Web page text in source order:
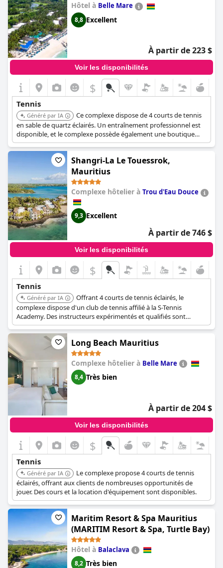
Hôtel à Belle Mare
8,8 Excellent
À partir de 223 $
Voir les disponibilités
$
Tennis
Généré par IA
Ce complexe dispose de 4 courts de tennis
en sable de quartz éclairés. Un entraînement professionnel est
disponible, et le complexe possède également une boutique
pro.
Shangri-La Le Touessrok,
Mauritius
Complexe hôtelier à Trou d'Eau Douce
9,3 Excellent
À partir de 746 $
Voir les disponibilités
$
Tennis
Généré par IA
Offrant 4 courts de tennis éclairés, le
complexe dispose d'un club de tennis affilié à la S-Tennis
Academy. Des instructeurs expérimentés et qualifiés sont
disponibles pour des leçons.
Long Beach Mauritius
Complexe hôtelier à Belle Mare
8,4 Très bien
À partir de 204 $
Voir les disponibilités
$
Tennis
Généré par IA
Le complexe propose 4 courts de tennis
éclairés, offrant aux clients de nombreuses opportunités de
jouer. Des cours et la location d'équipement sont disponibles.
Maritim Resort & Spa Mauritius
(MARITIM Resort & Spa, Turtle Bay)
Hôtel à Balaclava
8,2 Très bien